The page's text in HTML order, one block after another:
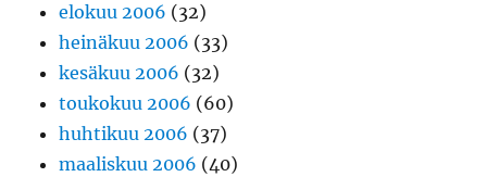
elokuu 2006 (32)
heinäkuu 2006 (33)
kesäkuu 2006 (32)
toukokuu 2006 (60)
huhtikuu 2006 (37)
maaliskuu 2006 (40)